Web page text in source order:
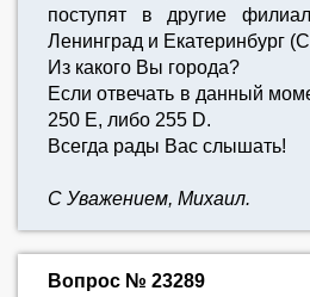
поступят в другие
Ленинград и Екатеринбург
Из какого Вы города?
Если отвечать в данный
250 E, либо 255 D.
Всегда рады Вас слышать!
С Уважением, Михаил.
Вопрос № 23289